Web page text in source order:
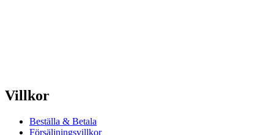
Villkor
Beställa & Betala
Försäljningsvillkor